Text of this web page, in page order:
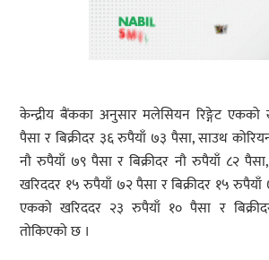
केन्द्रीय बैंकका अनुसार मलेसियन रिङ्गेट
पैसा र बिक्रीदर ३६ रुपैयाँ ७३ पैसा, साउथ
नौ रुपैयाँ ७९ पैसा र बिक्रीदर नौ रुपैयाँ ८२
खरिददर १५ रुपैयाँ ७२ पैसा र बिक्रीदर १५ रुपैयाँ
एकको खरिददर २३ रुपैयाँ १० पैसा र
तोकिएको छ ।